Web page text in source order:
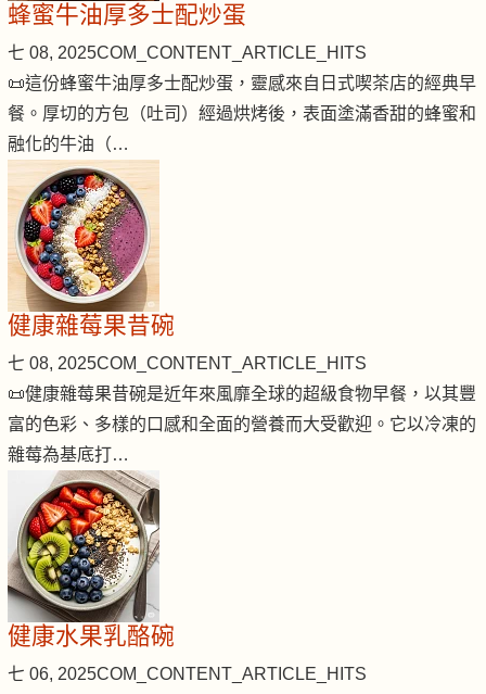
蜂蜜牛油厚多士配炒蛋
七 08, 2025COM_CONTENT_ARTICLE_HITS
📜這份蜂蜜牛油厚多士配炒蛋，靈感來自日式喫茶店的經典早
餐。厚切的方包（吐司）經過烘烤後，表面塗滿香甜的蜂蜜和
融化的牛油（…
健康雜莓果昔碗
七 08, 2025COM_CONTENT_ARTICLE_HITS
📜健康雜莓果昔碗是近年來風靡全球的超級食物早餐，以其豐
富的色彩、多樣的口感和全面的營養而大受歡迎。它以冷凍的
雜莓為基底打…
健康水果乳酪碗
七 06, 2025COM_CONTENT_ARTICLE_HITS